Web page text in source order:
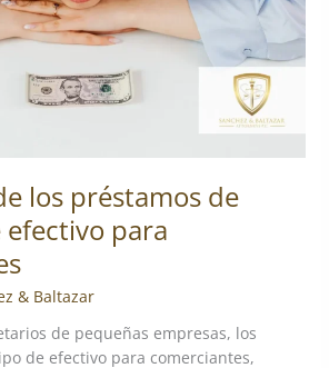
los préstamos de
para
& Baltazar
de pequeñas empresas, los
de efectivo para comerciantes,